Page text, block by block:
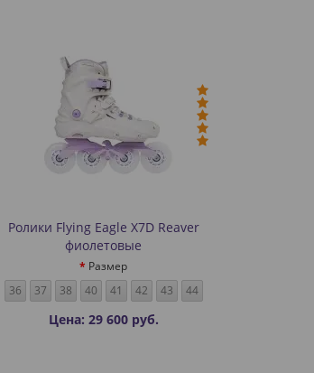
Ролики Flying Eagle X7D Reaver
фиолетовые
Размер
36
37 38 40 41 42 43 44
Цена: 29 600 руб.